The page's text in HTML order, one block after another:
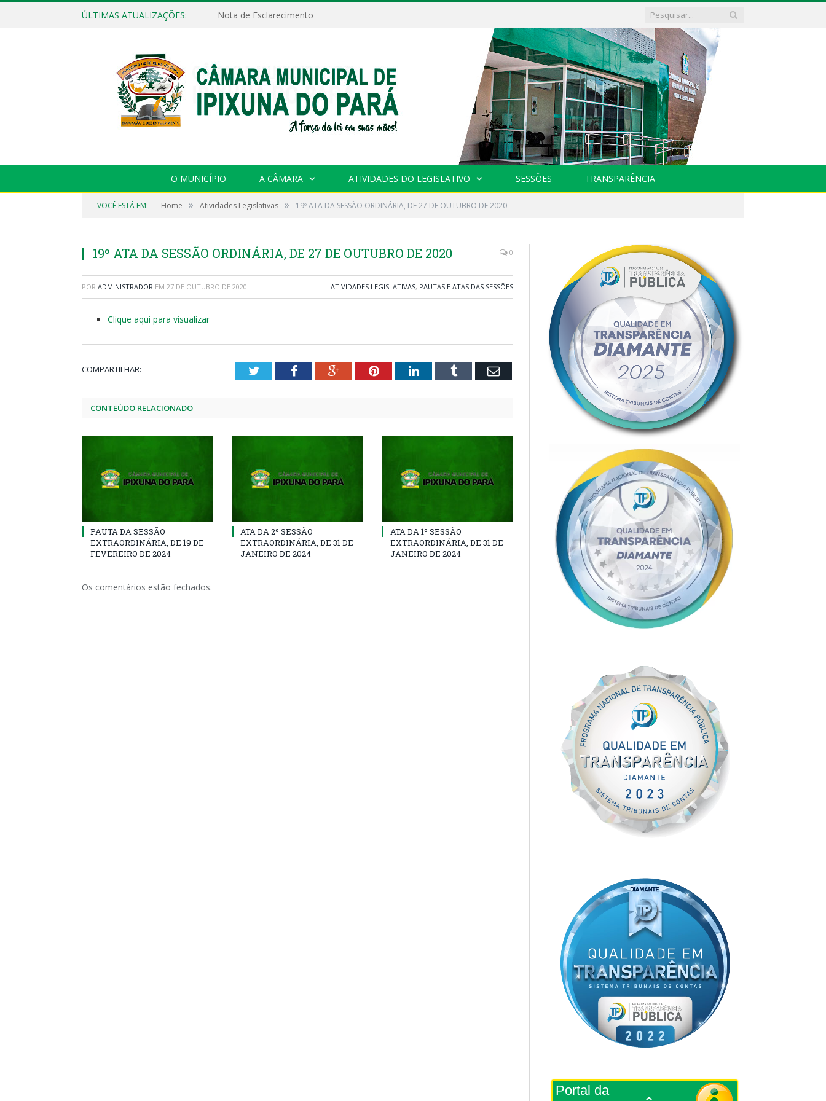
ÚLTIMAS ATUALIZAÇÕES: Nota de Esclarecimento
O MUNICÍPIO A CÂMARA ATIVIDADES DO LEGISLATIVO SESSÕES TRANSPARÊNCIA
VOCÊ ESTÁ EM: Home » Atividades Legislativas » 19º ATA DA SESSÃO ORDINÁRIA, DE 27 DE OUTUBRO DE 2020
19º ATA DA SESSÃO ORDINÁRIA, DE 27 DE OUTUBRO DE 2020 0
POR ADMINISTRADOR EM 27 DE OUTUBRO DE 2020 ATIVIDADES LEGISLATIVAS, PAUTAS E ATAS DAS SESSÕES
Clique aqui para visualizar
COMPARTILHAR: TwitterFacebookGoogle+PinterestLinkedInTumblr Email
CONTEÚDO RELACIONADO
PAUTA DA SESSÃO
EXTRAORDINÁRIA, DE 19 DE
FEVEREIRO DE 2024
ATA DA 2º SESSÃO
EXTRAORDINÁRIA, DE 31 DE
JANEIRO DE 2024
ATA DA 1º SESSÃO
EXTRAORDINÁRIA, DE 31 DE
JANEIRO DE 2024
Os comentários estão fechados.
Portal da